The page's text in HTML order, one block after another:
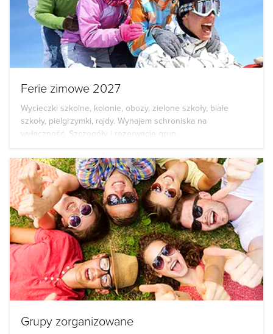
Ferie zimowe 2027
Wycieczki szkolne, kolonie, obozy, zielone szkoły, białe
szkoły, pielgrzymki, rajdy. Wynajem schroniska na
wyłączność. Szczegóły i rezerwacje grup...
Grupy zorganizowane